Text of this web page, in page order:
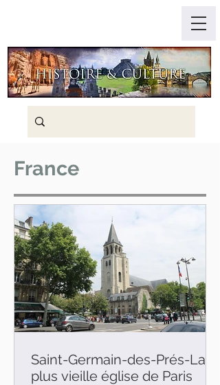
France
Saint-Germain-des-Prés-La
plus vieille église de Paris